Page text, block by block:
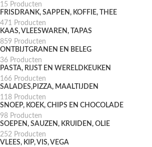
15 Producten
FRISDRANK, SAPPEN, KOFFIE, THEE
471 Producten
KAAS, VLEESWAREN, TAPAS
859 Producten
ONTBIJTGRANEN EN BELEG
36 Producten
PASTA, RIJST EN WERELDKEUKEN
166 Producten
SALADES,PIZZA, MAALTIJDEN
118 Producten
SNOEP, KOEK, CHIPS EN CHOCOLADE
98 Producten
SOEPEN, SAUZEN, KRUIDEN, OLIE
252 Producten
VLEES, KIP, VIS, VEGA